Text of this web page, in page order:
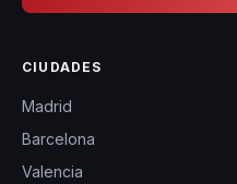
CIUDADES
Madrid
Barcelona
Valencia